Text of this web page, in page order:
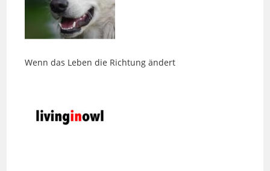
Wenn das Leben die Richtung ändert